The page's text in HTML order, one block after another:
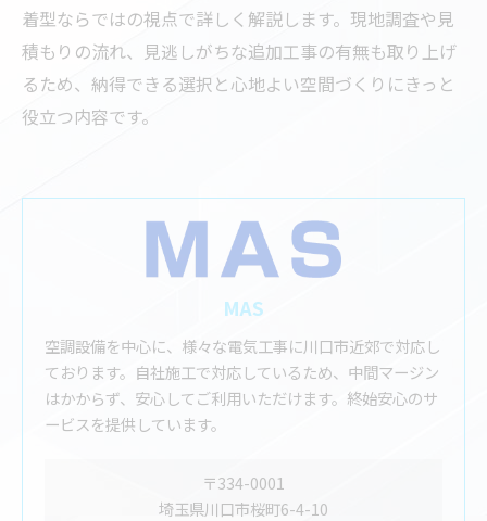
着型ならではの視点で詳しく解説します。現地調査や見
積もりの流れ、見逃しがちな追加工事の有無も取り上げ
るため、納得できる選択と心地よい空間づくりにきっと
役立つ内容です。
MAS
空調設備を中心に、様々な電気工事に川口市近郊で対応し
ております。自社施工で対応しているため、中間マージン
はかからず、安心してご利用いただけます。終始安心のサ
ービスを提供しています。
〒334-0001
埼玉県川口市桜町6-4-10